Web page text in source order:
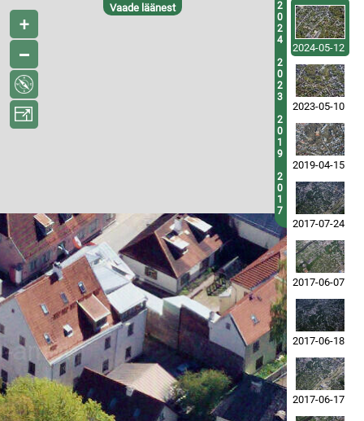
Vaade läänest
2
0
2
4
2
0
2
3
2
0
1
9
2
0
1
7
2024-05-12
2023-05-10
2019-04-15
2017-07-24
2017-06-07
2017-06-18
2017-06-17